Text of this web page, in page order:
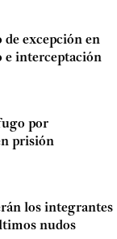
de excepción en
e interceptación
por
prisión
los integrantes
nudos